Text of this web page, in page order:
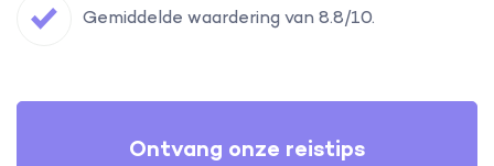
Gemiddelde waardering van 8.8/10.
Ontvang onze reistips